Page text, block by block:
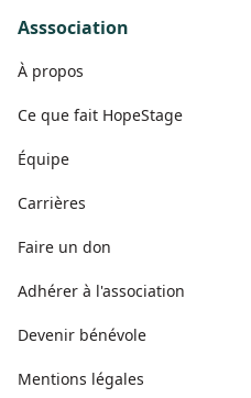
Asssociation
À propos
Ce que fait HopeStage
Équipe
Carrières
Faire un don
Adhérer à l'association
Devenir bénévole
Mentions légales